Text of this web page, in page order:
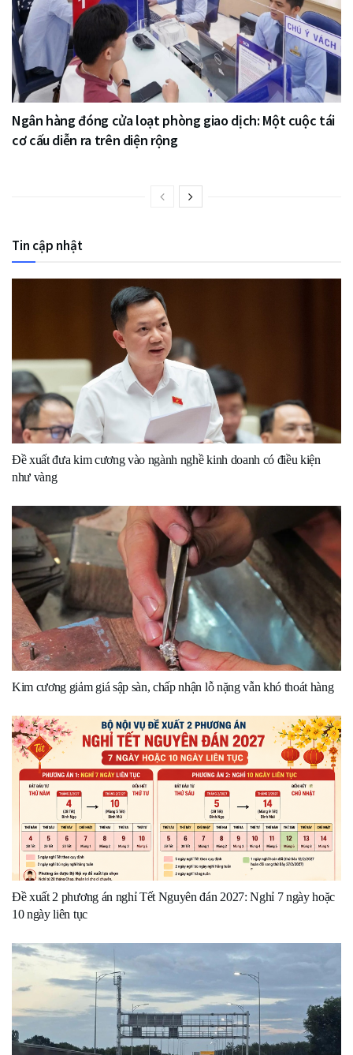
Ngân hàng đóng cửa loạt phòng giao dịch: Một cuộc tái
cơ cấu diễn ra trên diện rộng
Tin cập nhật
Đề xuất đưa kim cương vào ngành nghề kinh doanh có điều kiện
như vàng
Kim cương giảm giá sập sàn, chấp nhận lỗ nặng vẫn khó thoát hàng
Đề xuất 2 phương án nghỉ Tết Nguyên đán 2027: Nghỉ 7 ngày hoặc
10 ngày liên tục